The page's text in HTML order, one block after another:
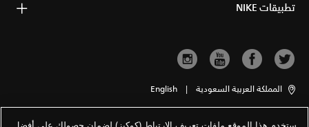
تطبيقات NIKE
المملكة العربية السعودية |
English